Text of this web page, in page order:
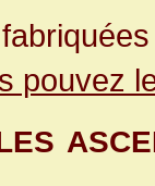
pouvez